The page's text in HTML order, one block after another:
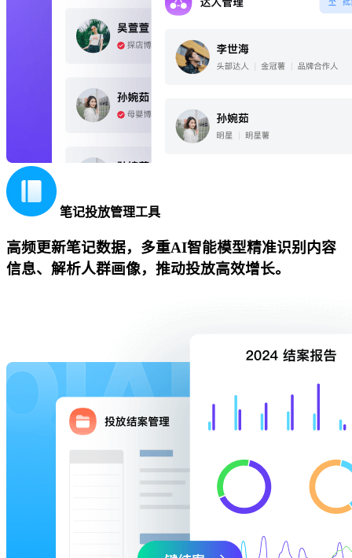
笔记投放管理工具
高频更新笔记数据，多重AI智能模型精准识别内容
信息、解析人群画像，推动投放高效增长。